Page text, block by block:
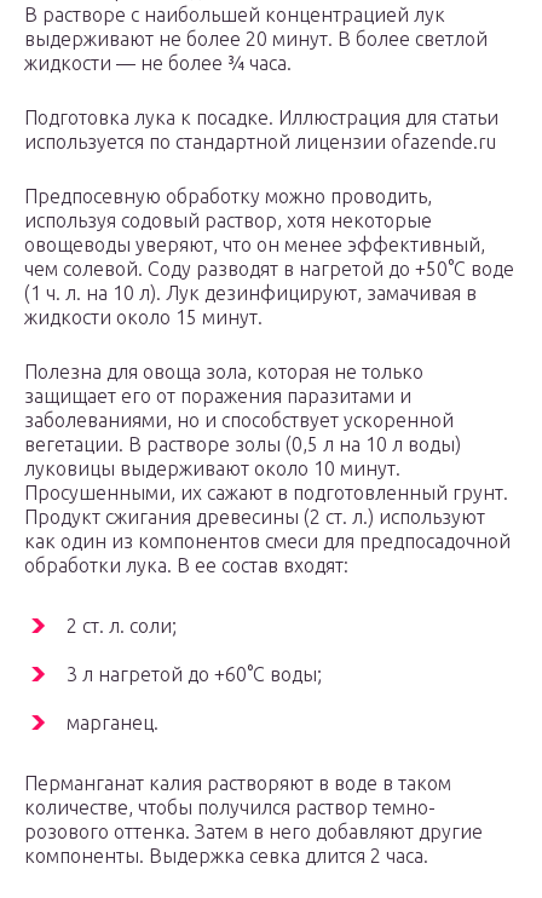
В растворе с наибольшей концентрацией лук
выдерживают не более 20 минут. В более светлой
жидкости — не более ¾ часа.
Подготовка лука к посадке. Иллюстрация для статьи
используется по стандартной лицензии ofazende.ru
Предпосевную обработку можно проводить,
используя содовый раствор, хотя некоторые
овощеводы уверяют, что он менее эффективный,
чем солевой. Соду разводят в нагретой до +50°С воде
(1 ч. л. на 10 л). Лук дезинфицируют, замачивая в
жидкости около 15 минут.
Полезна для овоща зола, которая не только
защищает его от поражения паразитами и
заболеваниями, но и способствует ускоренной
вегетации. В растворе золы (0,5 л на 10 л воды)
луковицы выдерживают около 10 минут.
Просушенными, их сажают в подготовленный грунт.
Продукт сжигания древесины (2 ст. л.) используют
как один из компонентов смеси для предпосадочной
обработки лука. В ее состав входят:
2 ст. л. соли;
3 л нагретой до +60°С воды;
марганец.
Перманганат калия растворяют в воде в таком
количестве, чтобы получился раствор темно-
розового оттенка. Затем в него добавляют другие
компоненты. Выдержка севка длится 2 часа.